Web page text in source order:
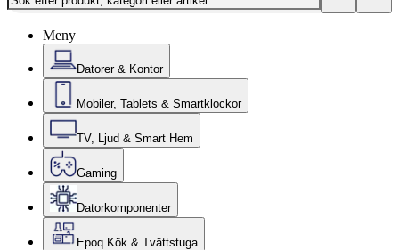
Meny
Datorer & Kontor
Mobiler, Tablets & Smartklockor
TV, Ljud & Smart Hem
Gaming
Datorkomponenter
Epoq Kök & Tvättstuga